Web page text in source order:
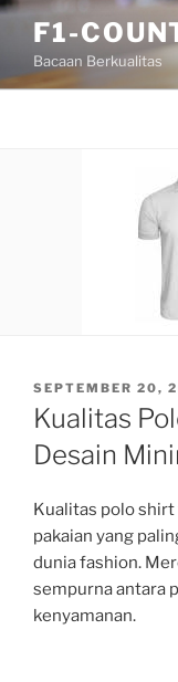
Skip
content
F1-
Bacaan Berkualitas
POSTED
ON
SEPTEMBER 20,
Kualitas
Desain
Kualitas polo shirt
pakaian yang
dunia fashion.
sempurna antara
kenyamanan.